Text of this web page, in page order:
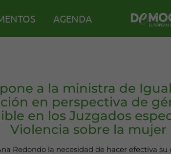
AGENDA
a la ministra de
en perspectiva de
en los Juzgados
Violencia sobre la mujer
Redondo la necesidad de hacer efectiva